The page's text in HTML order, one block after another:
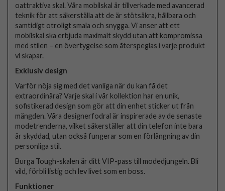
oattraktiva skal. Våra mobilskal är tillverkade med avancerad
teknik för att säkerställa att de är stötsäkra, hållbara och
samtidigt otroligt smala och snygga. Vi anser att ett
mobilskal ska erbjuda maximalt skydd utan att kompromissa
med stilen – en övertygelse som återspeglas i varje produkt
vi skapar.
Exklusiv design
Varför nöja sig med det vanliga när du kan få det
extraordinära? Varje skal i vår kollektion har en unik,
sofistikerad design som gör att din enhet sticker ut från
mängden. Våra designerfodral är inspirerade av de senaste
modetrenderna, vilket säkerställer att din telefon inte bara
är skyddad, utan också fungerar som en förlängning av din
personliga stil.
Burga Tough-skalen är ditt VIP-pass till modedjungeln. Bli
vild, förbli listig och lev livet som en boss.
Funktioner